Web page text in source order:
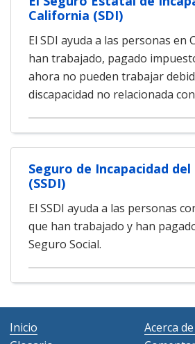
California (SDI)
El SDI ayuda a las personas en
han trabajado, pagado
ahora no pueden trabajar
discapacidad no relacionada
Seguro de Incapacidad del
(SSDI)
El SSDI ayuda a las personas
que han trabajado y han
Seguro Social.
Inicio
Acerca